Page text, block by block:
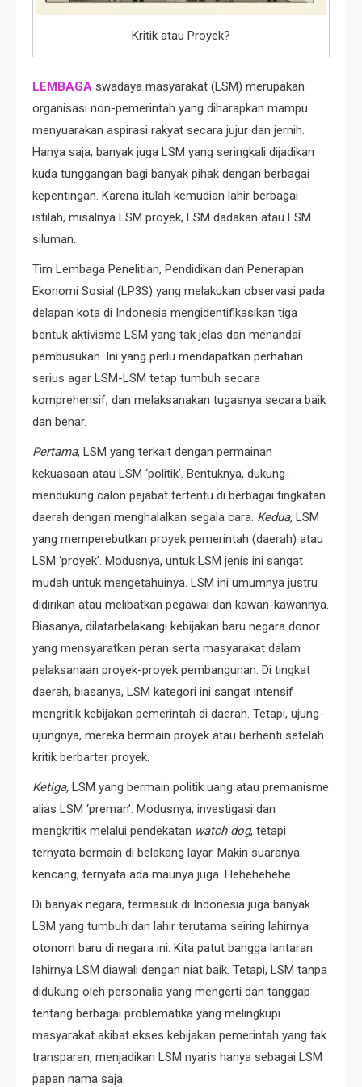
Kritik atau Proyek?
LEMBAGA swadaya masyarakat (LSM) merupakan
organisasi non-pemerintah yang diharapkan mampu
menyuarakan aspirasi rakyat secara jujur dan jernih.
Hanya saja, banyak juga LSM yang seringkali dijadikan
kuda tunggangan bagi banyak pihak dengan berbagai
kepentingan. Karena itulah kemudian lahir berbagai
istilah, misalnya LSM proyek, LSM dadakan atau LSM
siluman.
Tim Lembaga Penelitian, Pendidikan dan Penerapan
Ekonomi Sosial (LP3S) yang melakukan observasi pada
delapan kota di Indonesia mengidentifikasikan tiga
bentuk aktivisme LSM yang tak jelas dan menandai
pembusukan. Ini yang perlu mendapatkan perhatian
serius agar LSM-LSM tetap tumbuh secara
komprehensif, dan melaksanakan tugasnya secara baik
dan benar.
Pertama, LSM yang terkait dengan permainan
kekuasaan atau LSM ‘politik’. Bentuknya, dukung-
mendukung calon pejabat tertentu di berbagai tingkatan
daerah dengan menghalalkan segala cara. Kedua, LSM
yang memperebutkan proyek pemerintah (daerah) atau
LSM ‘proyek’. Modusnya, untuk LSM jenis ini sangat
mudah untuk mengetahuinya. LSM ini umumnya justru
didirikan atau melibatkan pegawai dan kawan-kawannya.
Biasanya, dilatarbelakangi kebijakan baru negara donor
yang mensyaratkan peran serta masyarakat dalam
pelaksanaan proyek-proyek pembangunan. Di tingkat
daerah, biasanya, LSM kategori ini sangat intensif
mengritik kebijakan pemerintah di daerah. Tetapi, ujung-
ujungnya, mereka bermain proyek atau berhenti setelah
kritik berbarter proyek.
Ketiga, LSM yang bermain politik uang atau premanisme
alias LSM ‘preman’. Modusnya, investigasi dan
mengkritik melalui pendekatan watch dog, tetapi
ternyata bermain di belakang layar. Makin suaranya
kencang, ternyata ada maunya juga. Hehehehehe…
Di banyak negara, termasuk di Indonesia juga banyak
LSM yang tumbuh dan lahir terutama seiring lahirnya
otonom baru di negara ini. Kita patut bangga lantaran
lahirnya LSM diawali dengan niat baik. Tetapi, LSM tanpa
didukung oleh personalia yang mengerti dan tanggap
tentang berbagai problematika yang melingkupi
masyarakat akibat ekses kebijakan pemerintah yang tak
transparan, menjadikan LSM nyaris hanya sebagai LSM
papan nama saja.